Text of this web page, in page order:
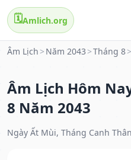
🗓️Amlich.org
Âm Lịch > Năm 2043 >Tháng 8>
Âm Lịch Hôm
8 Năm 2043
Ngày Ất Mùi, Tháng Canh